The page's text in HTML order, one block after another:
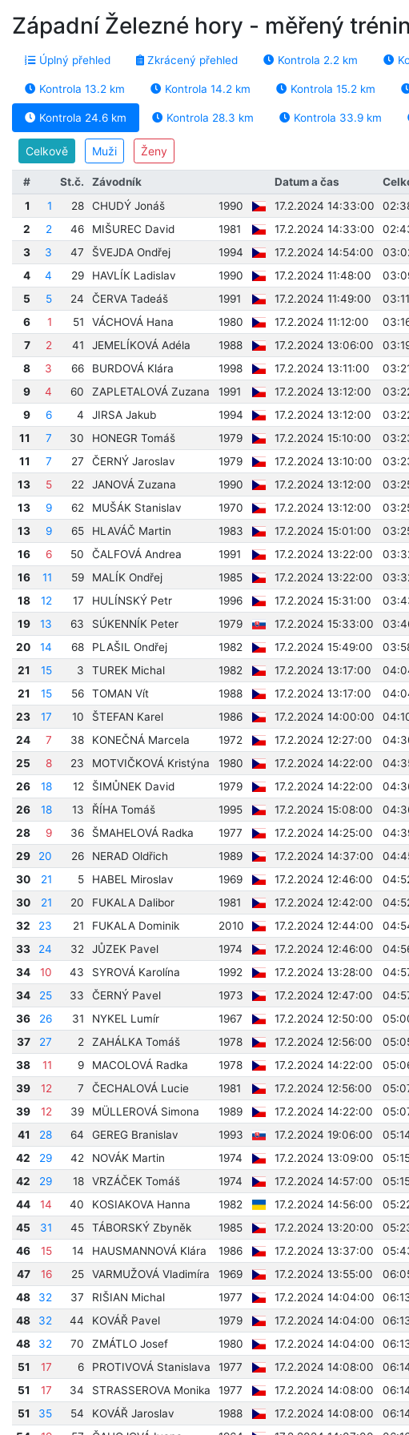
Západní Železné hory - měřený
Úplný přehled Zkrácený přehled Kontrola 2.2 km
Kontrola 13.2 km Kontrola 14.2 km Kontrola 15.2 km
Kontrola 24.6 km Kontrola 28.3 km Kontrola 33.9 km
Celkově Muži Ženy
# St.č. Závodník Datum a čas
1
1 28 CHUDÝ Jonáš 1990 17.2.2024 14:33:00
2
2 46 MIŠUREC David 1981 17.2.2024 14:33:00
3
3 47 ŠVEJDA Ondřej 1994 17.2.2024 14:54:00
4
4 29 HAVLÍK Ladislav 1990 17.2.2024 11:48:00
5
5 24 ČERVA Tadeáš 1991 17.2.2024 11:49:00
6
1 51 VÁCHOVÁ Hana 1980 17.2.2024 11:12:00
7
2 41 JEMELÍKOVÁ Adéla 1988 17.2.2024 13:06:00
8
3 66 BURDOVÁ Klára 1998 17.2.2024 13:11:00
9
4 60 ZAPLETALOVÁ Zuzana 1991 17.2.2024 13:12:00
9
6 4 JIRSA Jakub 1994 17.2.2024 13:12:00
11
7 30 HONEGR Tomáš 1979 17.2.2024 15:10:00
11
7 27 ČERNÝ Jaroslav 1979 17.2.2024 13:10:00
13
5 22 JANOVÁ Zuzana 1990 17.2.2024 13:12:00
13
9 62 MUŠÁK Stanislav 1970 17.2.2024 13:12:00
13
9 65 HLAVÁČ Martin 1983 17.2.2024 15:01:00
16
6 50 ČALFOVÁ Andrea 1991 17.2.2024 13:22:00
16
11 59 MALÍK Ondřej 1985 17.2.2024 13:22:00
18
12 17 HULÍNSKÝ Petr 1996 17.2.2024 15:31:00
19
13 63 SÚKENNÍK Peter 1979 17.2.2024 15:33:00
20
14 68 PLAŠIL Ondřej 1982 17.2.2024 15:49:00
21
15 3 TUREK Michal 1982 17.2.2024 13:17:00
21
15 56 TOMAN Vít 1988 17.2.2024 13:17:00
23
17 10 ŠTEFAN Karel 1986 17.2.2024 14:00:00
24
7 38 KONEČNÁ Marcela 1972 17.2.2024 12:27:00
25
8 23 MOTVIČKOVÁ Kristýna 1980 17.2.2024 14:22:00
26
18 12 ŠIMŮNEK David 1979 17.2.2024 14:22:00
26
18 13 ŘÍHA Tomáš 1995 17.2.2024 15:08:00
28
9 36 ŠMAHELOVÁ Radka 1977 17.2.2024 14:25:00
29
20 26 NERAD Oldřich 1989 17.2.2024 14:37:00
30
21 5 HABEL Miroslav 1969 17.2.2024 12:46:00
30
21 20 FUKALA Dalibor 1981 17.2.2024 12:42:00
32
23 21 FUKALA Dominik 2010 17.2.2024 12:44:00
33
24 32 JŮZEK Pavel 1974 17.2.2024 12:46:00
34
10 43 SYROVÁ Karolína 1992 17.2.2024 13:28:00
34
25 33 ČERNÝ Pavel 1973 17.2.2024 12:47:00
36
26 31 NYKEL Lumír 1967 17.2.2024 12:50:00
37
27 2 ZAHÁLKA Tomáš 1978 17.2.2024 12:56:00
38
11 9 MACOLOVÁ Radka 1978 17.2.2024 14:22:00
39
12 7 ČECHALOVÁ Lucie 1981 17.2.2024 12:56:00
39
12 39 MÜLLEROVÁ Simona 1989 17.2.2024 14:22:00
41
28 64 GEREG Branislav 1993 17.2.2024 19:06:00
42
29 42 NOVÁK Martin 1974 17.2.2024 13:09:00
42
29 18 VRZÁČEK Tomáš 1974 17.2.2024 14:57:00
44
14 40 KOSIAKOVA Hanna 1982 17.2.2024 14:56:00
45
31 45 TÁBORSKÝ Zbyněk 1985 17.2.2024 13:20:00
46
15 14 HAUSMANNOVÁ Klára 1986 17.2.2024 13:37:00
47
16 25 VARMUŽOVÁ Vladimíra 1969 17.2.2024 13:55:00
48
32 37 RIŠIAN Michal 1977 17.2.2024 14:04:00
48
32 44 KOVÁŘ Pavel 1979 17.2.2024 14:04:00
48
32 70 ZMÁTLO Josef 1980 17.2.2024 14:04:00
51
17 6 PROTIVOVÁ Stanislava 1977 17.2.2024 14:08:00
51
17 34 STRASSEROVA Monika 1977 17.2.2024 14:08:00
51
35 54 KOVÁŘ Jaroslav 1988 17.2.2024 14:08:00